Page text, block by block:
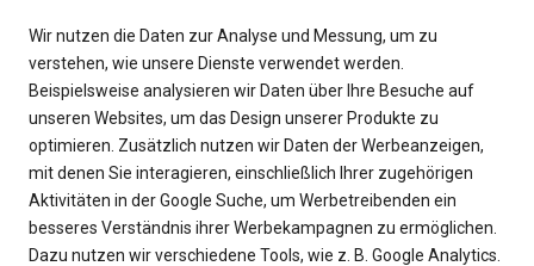
Wir nutzen die Daten zur Analyse und Messung, um zu
verstehen, wie unsere Dienste verwendet werden.
Beispielsweise analysieren wir Daten über Ihre Besuche auf
unseren Websites, um das Design unserer Produkte zu
optimieren. Zusätzlich nutzen wir Daten der Werbeanzeigen,
mit denen Sie interagieren, einschließlich Ihrer zugehörigen
Aktivitäten in der Google Suche, um Werbetreibenden ein
besseres Verständnis ihrer Werbekampagnen zu ermöglichen.
Dazu nutzen wir verschiedene Tools, wie z. B. Google Analytics.